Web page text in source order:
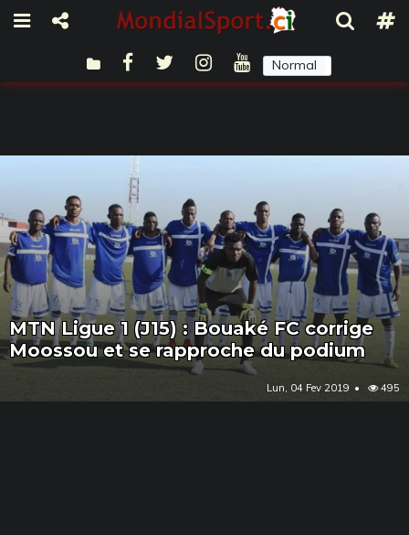
Normal
MTN Ligue 1 (J15) : Bouaké FC corrige
Moossou et se rapproche du podium
Lun, 04 Fev 2019 495